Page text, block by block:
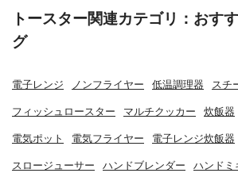
トースター関連カテゴリ：おす
グ
電子レンジ ノンフライヤー 低温調理器 スチ
フィッシュロースター マルチクッカー 炊飯器
電気ポット 電気フライヤー 電子レンジ炊飯器
スロージューサー ハンドブレンダー ハンドミ